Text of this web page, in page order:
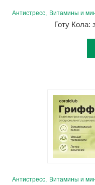
Антистресс Витамины и
Готу Кола:
Антистресс Витамины и